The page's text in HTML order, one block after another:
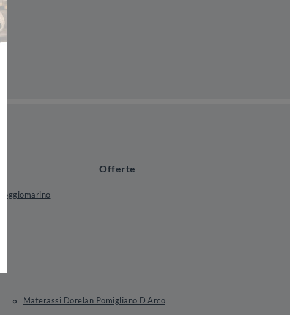
Poggiomarino
Offerte
Materassi Dorelan Pomigliano D'Arco